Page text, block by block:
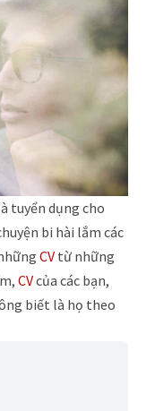
tuyển dụng cho
bi hài lắm các
CV từ những
CVcủa các bạn,
biết là họ theo